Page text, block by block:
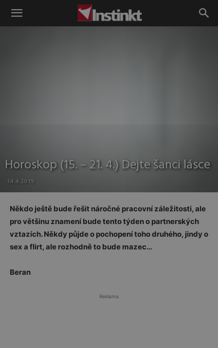
Instinkt
Horoskop (15. – 21. 4.) Dejte šanci lásce
14.4.2019
Někdo ještě bude řešit náročné pracovní záležitosti, ale
pro většinu znamení bude tento týden o partnerských
vztazích. Někdy půjde o pochopení toho druhého, jindy o
sex a flirt, ale rozhodně to bude mazec…
Beran
Reklama